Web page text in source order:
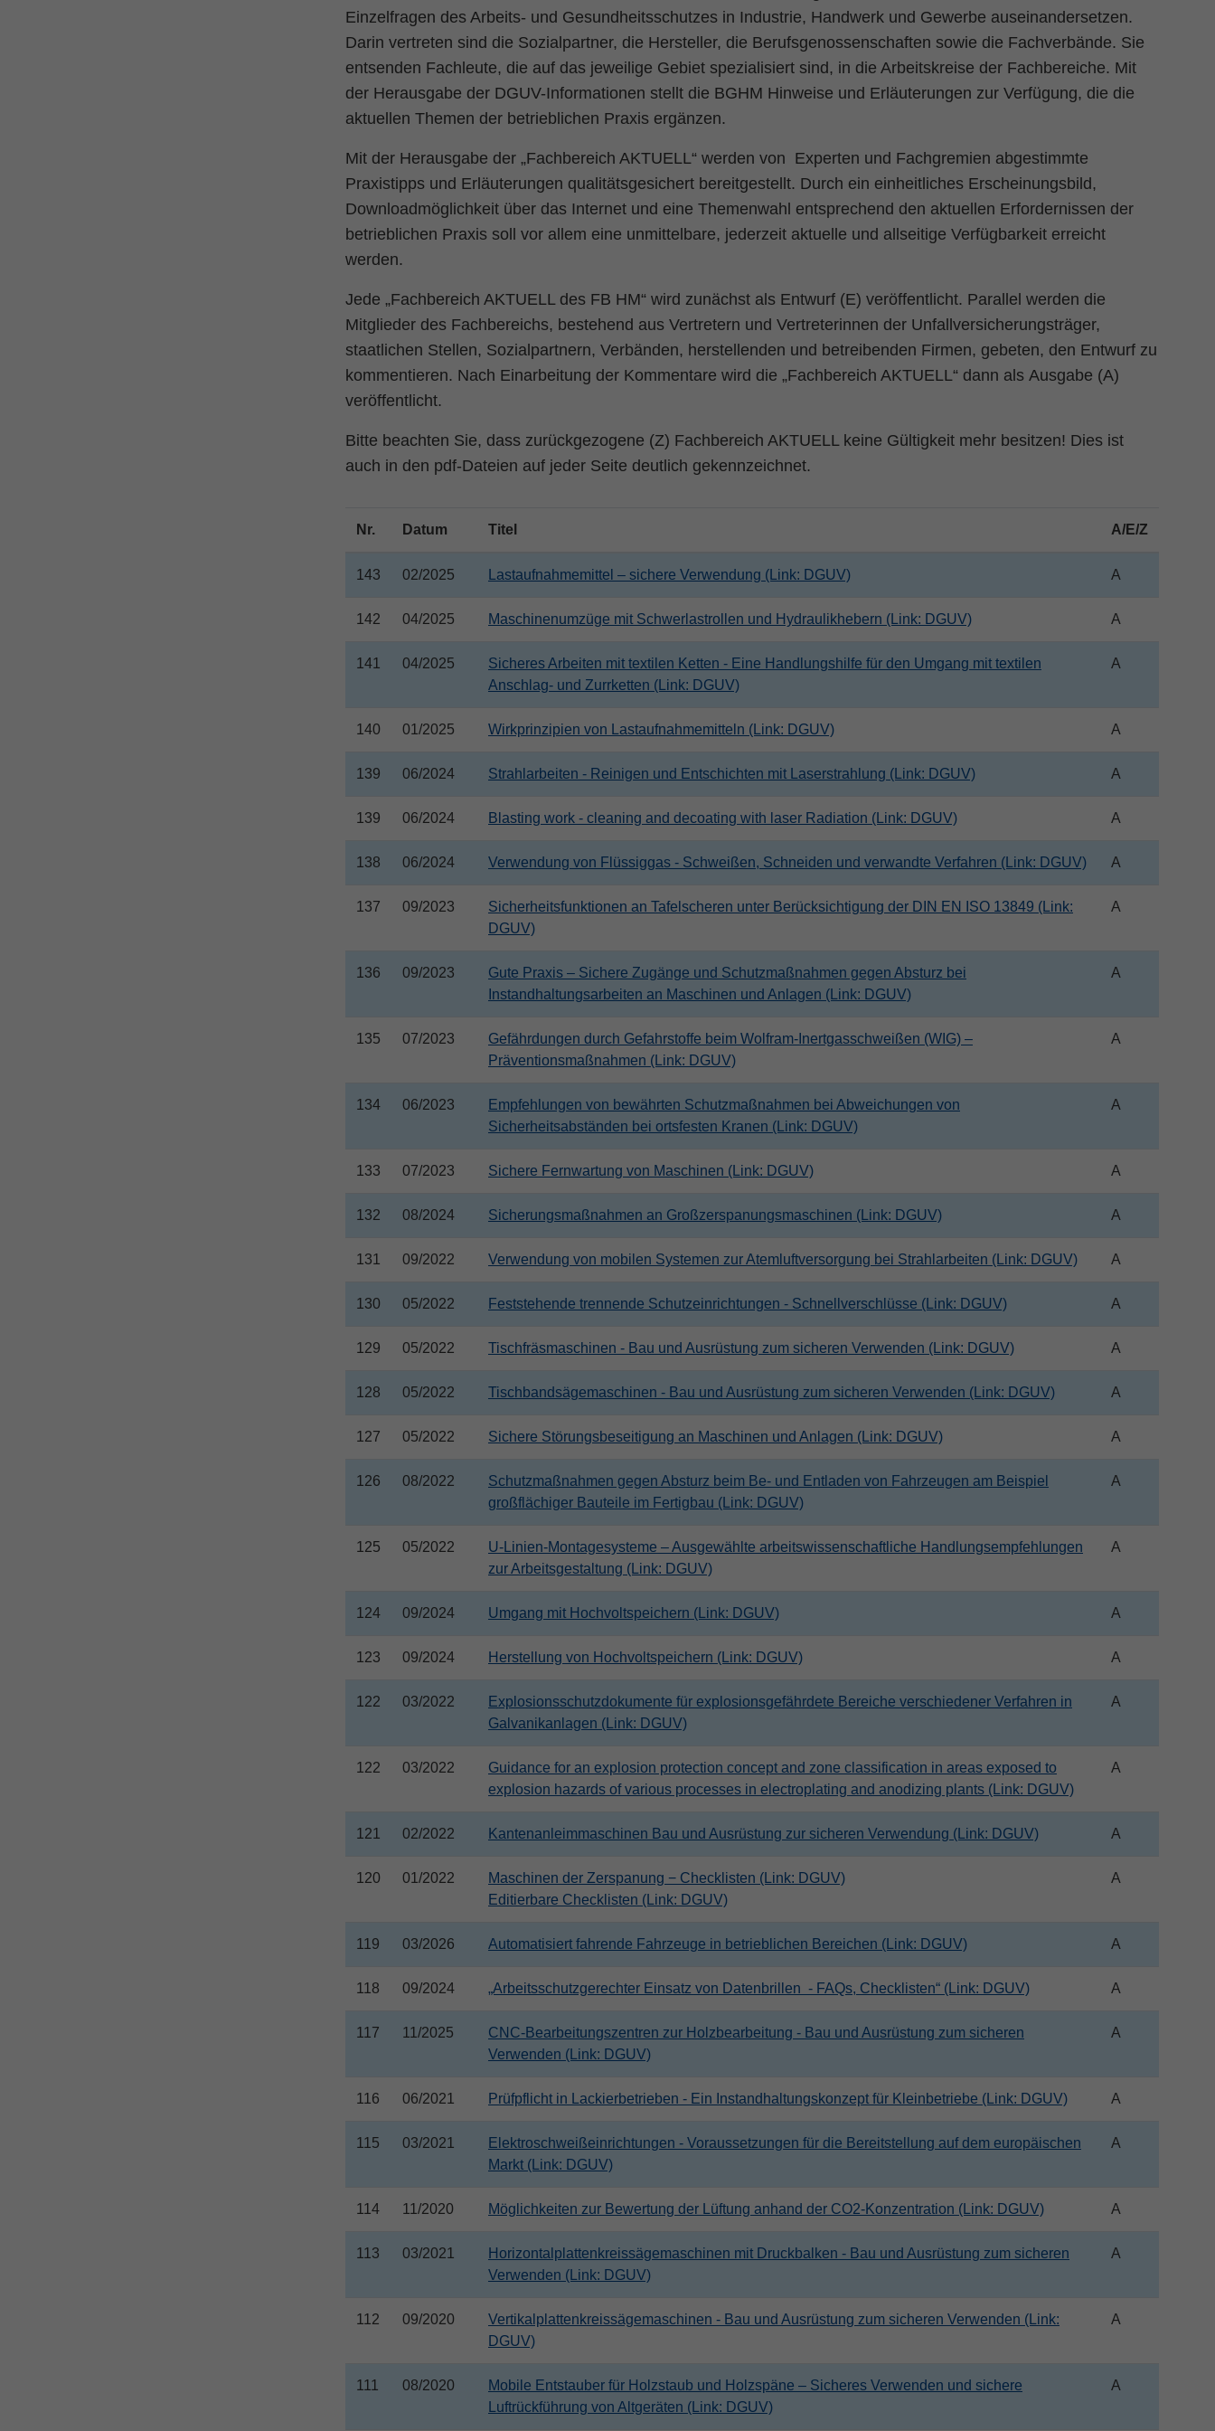
Einzelfragen des Arbeits- und Gesundheitsschutzes in Industrie, Handwerk und Gewerbe auseinandersetzen.
Darin vertreten sind die Sozialpartner, die Hersteller, die Berufsgenossenschaften sowie die Fachverbände. Sie
entsenden Fachleute, die auf das jeweilige Gebiet spezialisiert sind, in die Arbeitskreise der Fachbereiche. Mit
der Herausgabe der DGUV-Informationen stellt die BGHM Hinweise und Erläuterungen zur Verfügung, die die
aktuellen Themen der betrieblichen Praxis ergänzen.
Mit der Herausgabe der „Fachbereich AKTUELL“ werden von Experten und Fachgremien abgestimmte
Praxistipps und Erläuterungen qualitätsgesichert bereitgestellt. Durch ein einheitliches Erscheinungsbild,
Downloadmöglichkeit über das Internet und eine Themenwahl entsprechend den aktuellen Erfordernissen der
betrieblichen Praxis soll vor allem eine unmittelbare, jederzeit aktuelle und allseitige Verfügbarkeit erreicht
werden.
Jede „Fachbereich AKTUELL des FB HM“ wird zunächst als Entwurf (E) veröffentlicht. Parallel werden die
Mitglieder des Fachbereichs, bestehend aus Vertretern und Vertreterinnen der Unfallversicherungsträger,
staatlichen Stellen, Sozialpartnern, Verbänden, herstellenden und betreibenden Firmen, gebeten, den Entwurf zu
kommentieren. Nach Einarbeitung der Kommentare wird die „Fachbereich AKTUELL“ dann als Ausgabe (A)
veröffentlicht.
Bitte beachten Sie, dass zurückgezogene (Z) Fachbereich AKTUELL keine Gültigkeit mehr besitzen! Dies ist
auch in den pdf-Dateien auf jeder Seite deutlich gekennzeichnet.
Nr. Datum Titel A/E/Z
143 02/2025 Lastaufnahmemittel – sichere Verwendung (Link: DGUV) A
142 04/2025 Maschinenumzüge mit Schwerlastrollen und Hydraulikhebern (Link: DGUV) A
141 04/2025
Sicheres Arbeiten mit textilen Ketten - Eine Handlungshilfe für den Umgang mit textilen
Anschlag- und Zurrketten (Link: DGUV)
A
140 01/2025 Wirkprinzipien von Lastaufnahmemitteln (Link: DGUV) A
139 06/2024 Strahlarbeiten - Reinigen und Entschichten mit Laserstrahlung (Link: DGUV) A
139 06/2024 Blasting work - cleaning and decoating with laser Radiation (Link: DGUV) A
138 06/2024 Verwendung von Flüssiggas - Schweißen, Schneiden und verwandte Verfahren (Link: DGUV) A
137 09/2023
Sicherheitsfunktionen an Tafelscheren unter Berücksichtigung der DIN EN ISO 13849 (Link:
DGUV)
A
136 09/2023
Gute Praxis – Sichere Zugänge und Schutzmaßnahmen gegen Absturz bei
Instandhaltungsarbeiten an Maschinen und Anlagen (Link: DGUV)
A
135 07/2023
Gefährdungen durch Gefahrstoffe beim Wolfram-Inertgasschweißen (WIG) –
Präventionsmaßnahmen (Link: DGUV)
A
134 06/2023
Empfehlungen von bewährten Schutzmaßnahmen bei Abweichungen von
Sicherheitsabständen bei ortsfesten Kranen (Link: DGUV)
A
133 07/2023 Sichere Fernwartung von Maschinen (Link: DGUV) A
132 08/2024 Sicherungsmaßnahmen an Großzerspanungsmaschinen (Link: DGUV) A
131 09/2022 Verwendung von mobilen Systemen zur Atemluftversorgung bei Strahlarbeiten (Link: DGUV) A
130 05/2022 Feststehende trennende Schutzeinrichtungen - Schnellverschlüsse (Link: DGUV) A
129 05/2022 Tischfräsmaschinen - Bau und Ausrüstung zum sicheren Verwenden (Link: DGUV) A
128 05/2022 Tischbandsägemaschinen - Bau und Ausrüstung zum sicheren Verwenden (Link: DGUV) A
127 05/2022 Sichere Störungsbeseitigung an Maschinen und Anlagen (Link: DGUV) A
126 08/2022
Schutzmaßnahmen gegen Absturz beim Be- und Entladen von Fahrzeugen am Beispiel
großflächiger Bauteile im Fertigbau (Link: DGUV)
A
125 05/2022
U-Linien-Montagesysteme – Ausgewählte arbeitswissenschaftliche Handlungsempfehlungen
zur Arbeitsgestaltung (Link: DGUV)
A
124 09/2024 Umgang mit Hochvoltspeichern (Link: DGUV) A
123 09/2024 Herstellung von Hochvoltspeichern (Link: DGUV) A
122 03/2022
Explosionsschutzdokumente für explosionsgefährdete Bereiche verschiedener Verfahren in
Galvanikanlagen (Link: DGUV)
A
122 03/2022
Guidance for an explosion protection concept and zone classification in areas exposed to
explosion hazards of various processes in electroplating and anodizing plants (Link: DGUV)
A
121 02/2022 Kantenanleimmaschinen Bau und Ausrüstung zur sicheren Verwendung (Link: DGUV) A
120 01/2022
Maschinen der Zerspanung − Checklisten (Link: DGUV)
Editierbare Checklisten (Link: DGUV)
A
119 03/2026 Automatisiert fahrende Fahrzeuge in betrieblichen Bereichen (Link: DGUV) A
118 09/2024 „Arbeitsschutzgerechter Einsatz von Datenbrillen - FAQs, Checklisten“ (Link: DGUV) A
117 11/2025
CNC-Bearbeitungszentren zur Holzbearbeitung - Bau und Ausrüstung zum sicheren
Verwenden (Link: DGUV)
A
116 06/2021 Prüfpflicht in Lackierbetrieben - Ein Instandhaltungskonzept für Kleinbetriebe (Link: DGUV) A
115 03/2021
Elektroschweißeinrichtungen - Voraussetzungen für die Bereitstellung auf dem europäischen
Markt (Link: DGUV)
A
114 11/2020 Möglichkeiten zur Bewertung der Lüftung anhand der CO2-Konzentration (Link: DGUV) A
113 03/2021
Horizontalplattenkreissägemaschinen mit Druckbalken - Bau und Ausrüstung zum sicheren
Verwenden (Link: DGUV)
A
112 09/2020
Vertikalplattenkreissägemaschinen - Bau und Ausrüstung zum sicheren Verwenden (Link:
DGUV)
A
111 08/2020
Mobile Entstauber für Holzstaub und Holzspäne – Sicheres Verwenden und sichere
Luftrückführung von Altgeräten (Link: DGUV)
A